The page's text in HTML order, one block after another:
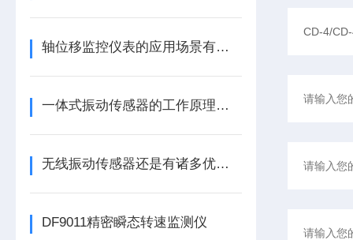
轴位移监控仪表的应用场景有哪些呢
一体式振动传感器的工作原理是什么？
无线振动传感器还是有诸多优势的
DF9011精密瞬态转速监测仪